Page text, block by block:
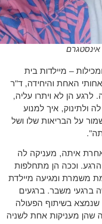
– מיילדות בית
האחת והיחידה, ד"ר
הן לא ויתרו עליה,
איך למנוע
על הבריאות שלו ושל
איתה, מעניקה לה
וככה הן מתחלפות
ומגיעה מיילדת
משבר. ברגעים
בשיתוף הפעולה
מעניקות אחת לשניה